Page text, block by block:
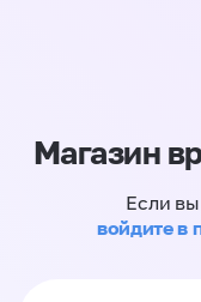
Магазин
Если
войдите в